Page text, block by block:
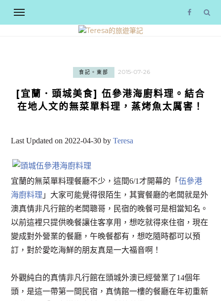
食記。東部 2015-07-26
[宜蘭．頭城美食] 伍參港海廚料理。結合
在地人文的無菜單料理，蒸烤魚太厲害！
Last Updated on 2022-04-30 byTeresa
宜蘭的無菜單料理餐廳不少，這間6/1才開幕的「伍參港
海廚料理 」大家可能覺得很陌生，其實餐廳的老闆就是外
澳真情非凡行館的老闆聰哥，民宿的晚餐可是相當知名。
以前這裡只提供晚餐讓住客享用，想吃就得來住宿，現在
變成對外營業的餐廳，午晚餐都有，想吃隨時都可以預
訂，對於愛吃海鮮的朋友真是一大福音啊！
外觀純白的真情非凡行館在頭城外澳已經營業了14個年
頭，是這一帶第一間民宿，真情館一樓的餐廳在年初重新